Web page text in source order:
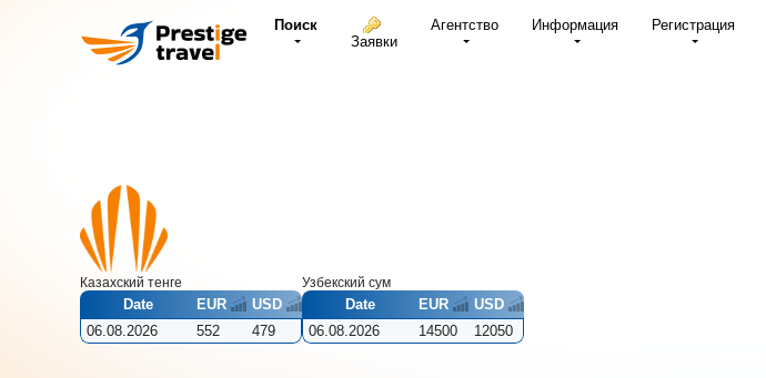
Поиск
Заявки
Агентство Информация
Регистрация
Казахский тенге
Date EUR
USD
06.08.2026
552 479
Узбекcкий сум
Date EUR
USD
06.08.2026
14500 12050